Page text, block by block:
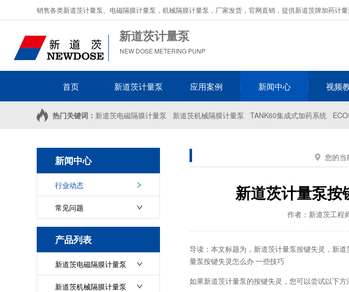
销售各类新道茨计量泵、电磁隔膜计量泵，机械隔膜计量泵，厂家发货，官网直销，提供新道茨牌加药计量
新道茨计量泵
NEW DOSE METERING PUNP
首页 新道茨计量泵 应用案例 新闻中心 视频
热门关键词： 新道茨电磁隔膜计量泵 新道茨机械隔膜计量泵 TANK60集成式加药系统
新闻中心
行业动态
常见问题
产品列表
新道茨电磁隔膜计量泵
新道茨机械隔膜计量泵
您的当
新道茨计量泵
作者：新道茨工程
导读：本文标题为，新道茨计量泵按键失灵，新
量泵按键失灵怎么办 一些技巧
如果新道茨计量泵的按键失灵，您可以尝试以下方